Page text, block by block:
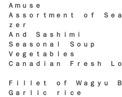
Ａｍｕｓｅ
Ａｓｓｏｒｔｍｅｎｔ ｏｆ Ｓｅ
ｚｅｒ
Ａｎｄ Ｓａｓｈｉｍｉ
Ｓｅａｓｏｎａｌ Ｓｏｕｐ
Ｖｅｇｅｔａｂｌｅｓ
Ｃａｎａｄｉａｎ Ｆｒｅｓｈ Ｌｏ
Ｆｉｌｌｅｔ ｏｆ Ｗａｇｙｕ Ｂ
Ｇａｒｌｉｃ ｒｉｃｅ